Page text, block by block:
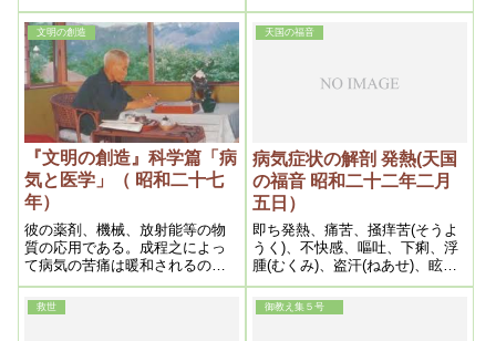
れは真理だったのです
は何物も出ないと定まっている
ので、我々の主張を入れない。
い。世間には病気にかゝり財産
文明の創造
『文明の創造』科学篇「病
気と医学」（ 昭和二十七
年）
彼の薬剤、機械、放射能等の物
質の応用である。成程之によっ
て病気の苦痛は暖和されるの
で、之で病が治るものと誤認
し、緩和法を続行するのである
が、事実は苦痛緩和と病気の治
天国の福音
病気症状の解剖 発熱(天国
の福音 昭和二十二年二月
五日）
即ち発熱、痛苦、掻痒苦(そうよ
うく)、不快感、嘔吐、下痢、浮
腫(むくみ)、盗汗(ねあせ)、眩暈
(めまい)、不眠、憂欝、麻痺、咳
嗽(せき)、逆上(のぼせ)、耳鳴、
冷へ、便秘等である。之等に就
救世 御教え集５号